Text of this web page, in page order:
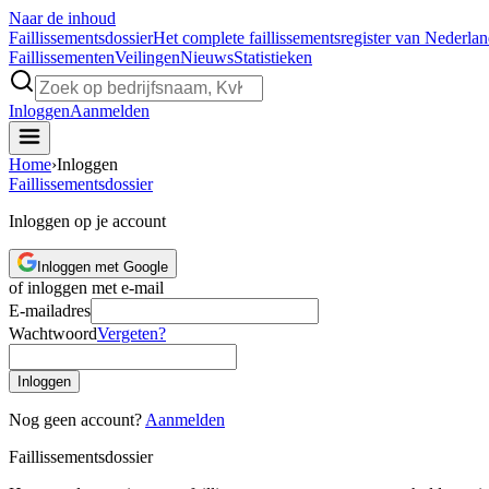
Naar de inhoud
FaillissementsdossierHet complete faillissementsregister van
FaillissementenVeilingenNieuwsStatistieken
InloggenAanmelden
Home›Inloggen
Faillissementsdossier
Inloggen op je account
Inloggen met Google
of inloggen met e-mail
E-mailadres
WachtwoordVergeten?
Inloggen
Nog geen account? Aanmelden
Faillissementsdossier